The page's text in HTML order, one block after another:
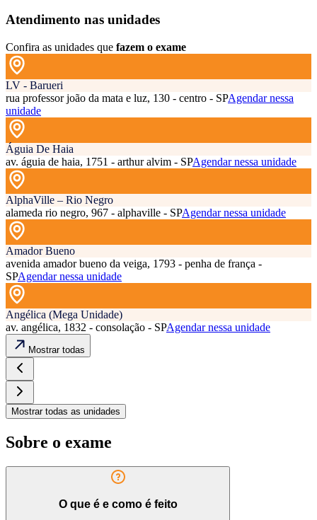
Atendimento nas unidades
Confira as unidades que fazem o exame
LV - Barueri
rua professor joão da mata e luz, 130 - centro - SPAgendar nessa
unidade
Águia De Haia
av. águia de haia, 1751 - arthur alvim - SPAgendar nessa unidade
AlphaVille – Rio Negro
alameda rio negro, 967 - alphaville - SPAgendar nessa unidade
Amador Bueno
avenida amador bueno da veiga, 1793 - penha de frança -
SPAgendar nessa unidade
Angélica (Mega Unidade)
av. angélica, 1832 - consolação - SPAgendar nessa unidade
Mostrar todas
Mostrar todas as unidades
Sobre o exame
O que é e como é feito